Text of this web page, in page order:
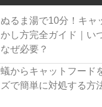
ぬるま湯で10分！キャ
かし方完全ガイド｜い
なぜ必要？
蟻からキャットフード
ズで簡単に対処する方